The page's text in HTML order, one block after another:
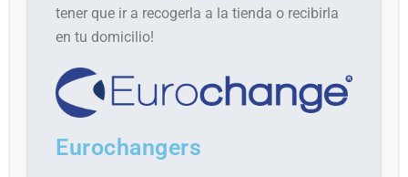
tener que ir a recogerla a la tienda o recibirla
en tu domicilio!
Eurochangers